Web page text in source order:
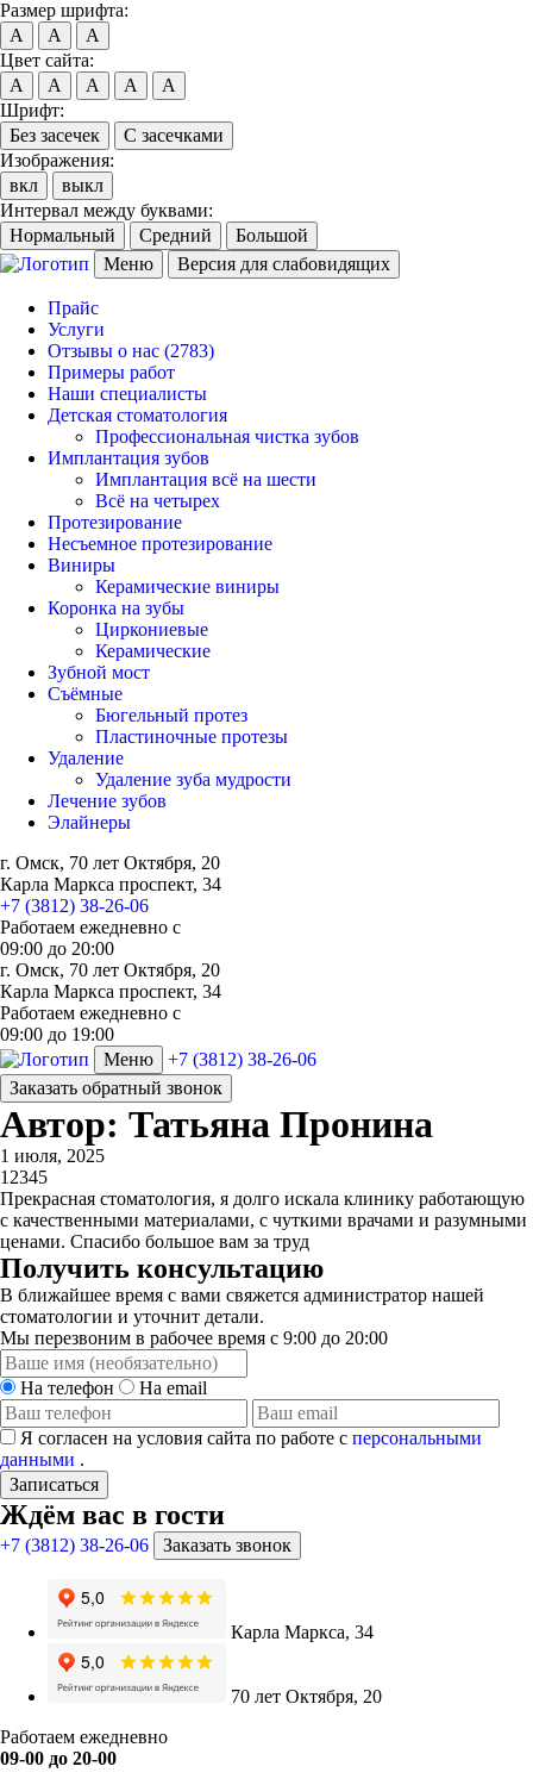
Размер шрифта:
A
A
A
Цвет сайта:
A
A A A
A
Шрифт:
Без засечек
С засечками
Изображения:
вкл
выкл
Интервал между буквами:
Нормальный
Средний
Большой
Меню
Версия для слабовидящих
Прайс
Услуги
Отзывы о нас (2783)
Примеры работ
Наши специалисты
Детская стоматология
Профессиональная чистка зубов
Имплантация зубов
Имплантация всё на шести
Всё на четырех
Протезирование
Несъемное протезирование
Виниры
Керамические виниры
Коронка на зубы
Циркониевые
Керамические
Зубной мост
Съёмные
Бюгельный протез
Пластиночные протезы
Удаление
Удаление зуба мудрости
Лечение зубов
Элайнеры
г. Омск, 70 лет Октября, 20
Карла Маркса проспект, 34
+7 (3812) 38-26-06
Работаем ежедневно с
09:00 до 20:00
г. Омск, 70 лет Октября, 20
Карла Маркса проспект, 34
Работаем ежедневно с
09:00 до 19:00
Меню
+7 (3812) 38-26-06
Заказать обратный звонок
Автор: Татьяна Пронина
1 июля, 2025
1 2345
Прекрасная стоматология, я долго искала клинику работающую
с качественными материалами, с чуткими врачами и разумными
ценами. Спасибо большое вам за труд
Получить консультацию
В ближайшее время с вами свяжется администратор нашей
стоматологии и уточнит детали.
Мы перезвоним в рабочее время с 9:00 до 20:00
На телефон На email
Я согласен на условия сайта по работе с персональными
данными .
Записаться
Ждём вас в гости
+7 (3812) 38-26-06 Заказать звонок
Карла Маркса, 34
70 лет Октября, 20
Работаем ежедневно
09-00 до 20-00